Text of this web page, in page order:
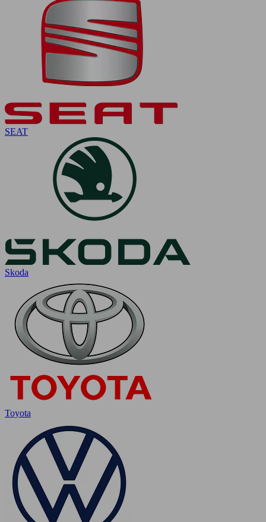
SEAT
Skoda
Toyota